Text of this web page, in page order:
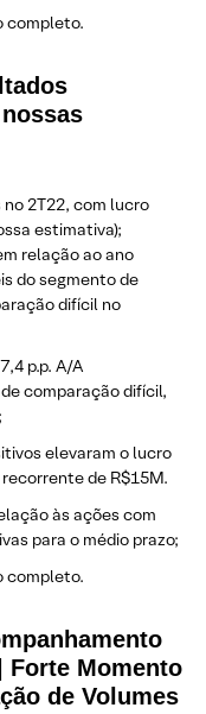
completo.
2T22, com lucro
estimativa);
relação ao ano
do segmento de
difícil no
p.p. A/A
comparação difícil,
elevaram o lucro
de R$15M.
às ações com
para o médio prazo;
completo.
Forte Momento
de Volumes